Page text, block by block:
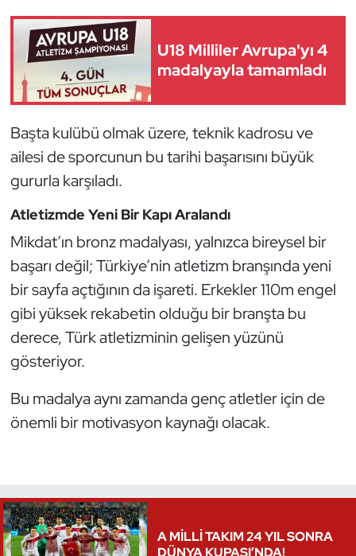
U18 Milliler Avrupa'yı 4
madalyayla tamamladı
Başta kulübü olmak üzere, teknik kadrosu ve
ailesi de sporcunun bu tarihi başarısını büyük
gururla karşıladı.
Atletizmde Yeni Bir Kapı Aralandı
Mikdat’ın bronz madalyası, yalnızca bireysel bir
başarı değil; Türkiye’nin atletizm branşında yeni
bir sayfa açtığının da işareti. Erkekler 110m engel
gibi yüksek rekabetin olduğu bir branşta bu
derece, Türk atletizminin gelişen yüzünü
gösteriyor.
Bu madalya aynı zamanda genç atletler için de
önemli bir motivasyon kaynağı olacak.
A MİLLİ TAKIM 24 YIL SONRA
DÜNYA KUPASI’NDA!
Judo ve Kuraş
Kano ve Rafting
Karate
Kayak
Kempo
Kürek
Masa Tenisi
Modern Pentatlon
Motor Sporları
Okçuluk
Optimist